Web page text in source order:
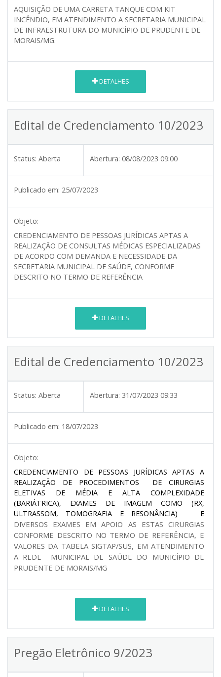
AQUISIÇÃO DE UMA CARRETA TANQUE COM KIT
INCÊNDIO, EM ATENDIMENTO A SECRETARIA MUNICIPAL
DE INFRAESTRUTURA DO MUNICÍPIO DE PRUDENTE DE
MORAIS/MG.
DETALHES
Edital de Credenciamento 10/2023
Status: Aberta Abertura: 08/08/2023 09:00
Publicado em: 25/07/2023
Objeto:
CREDENCIAMENTO DE PESSOAS JURÍDICAS APTAS A
REALIZAÇÃO DE CONSULTAS MÉDICAS ESPECIALIZADAS
DE ACORDO COM DEMANDA E NECESSIDADE DA
SECRETARIA MUNICIPAL DE SAÚDE, CONFORME
DESCRITO NO TERMO DE REFERÊNCIA
DETALHES
Edital de Credenciamento 10/2023
Status: Aberta Abertura: 31/07/2023 09:33
Publicado em: 18/07/2023
Objeto:
CREDENCIAMENTO DE PESSOAS JURÍDICAS APTAS A
REALIZAÇÃO DE PROCEDIMENTOS DE CIRURGIAS
ELETIVAS DE MÉDIA E ALTA COMPLEXIDADE
(BARIÁTRICA), EXAMES DE IMAGEM COMO (RX,
ULTRASSOM, TOMOGRAFIA E RESONÂNCIA) E
DIVERSOS EXAMES EM APOIO AS ESTAS CIRURGIAS
CONFORME DESCRITO NO TERMO DE REFERÊNCIA, E
VALORES DA TABELA SIGTAP/SUS, EM ATENDIMENTO
A REDE MUNICIPAL DE SAÚDE DO MUNICÍPIO DE
PRUDENTE DE MORAIS/MG
DETALHES
Pregão Eletrônico 9/2023